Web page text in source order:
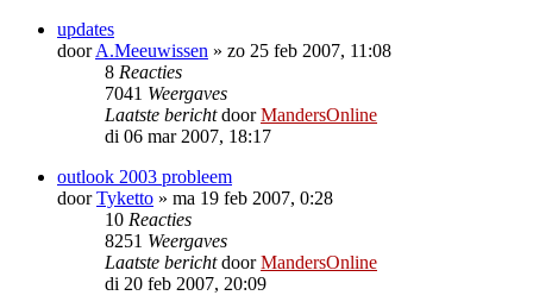
updates
doorA.Meeuwissen » zo 25 feb 2007, 11:08
8 Reacties
7041 Weergaves
Laatste berichtdoorMandersOnline
di 06 mar 2007, 18:17
outlook 2003 probleem
doorTyketto » ma 19 feb 2007, 0:28
10 Reacties
8251 Weergaves
Laatste berichtdoorMandersOnline
di 20 feb 2007, 20:09